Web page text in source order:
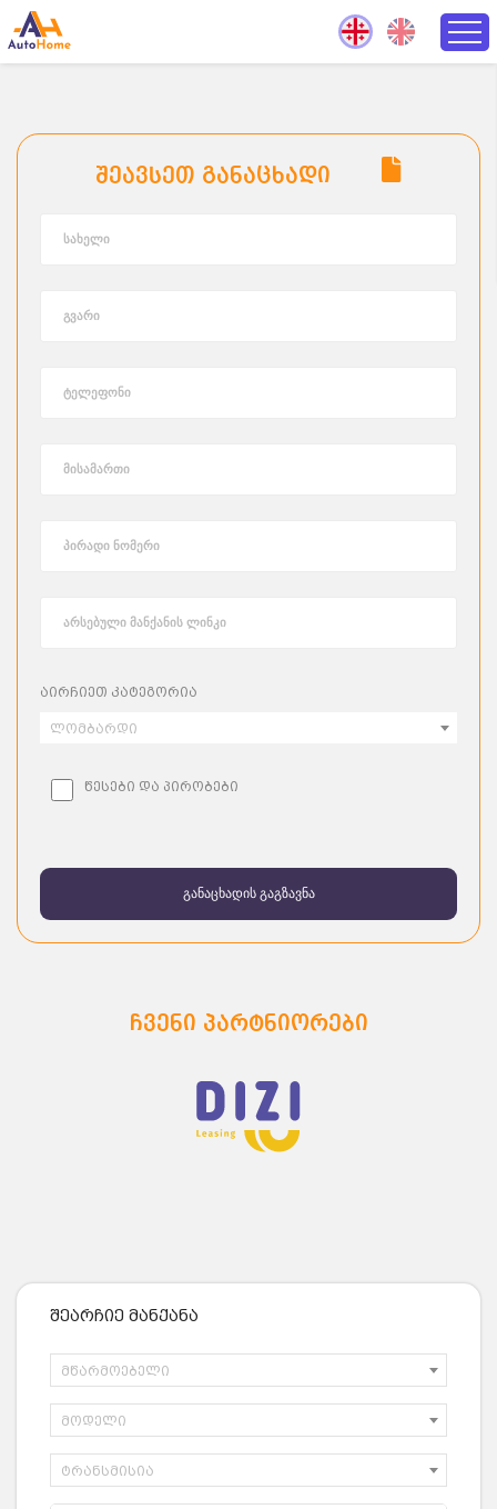
შეავსეთ განაცხადი
აირჩიეთ კატეგორია
ლომბარდი
წესები და პირობები
განაცხადის გაგზავნა
ჩვენი პარტნიორები
შეარჩიე მანქანა
მწარმოებელი
მოდელი
ტრანსმისია